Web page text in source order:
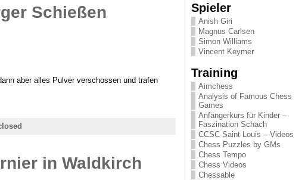
Schießen
aber alles Pulver verschossen und trafen
in Waldkirch
Spieler
Anish Giri
Magnus Carlsen
Simon Williams
Vincent Keymer
Training
Aimchess
Analysis of Famous Chess
Games
Anfängerkurs für Kinder –
Faszination Schach
CCSC Saint Louis – Videos
Chess Puzzles by GMs
Chess Tempo
Chess Videos
Chessable